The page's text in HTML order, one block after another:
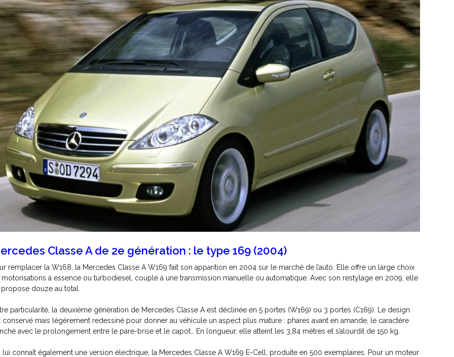
Classe A de 2e génération : le type 169 (2004)
remplacer la W168, la Mercedes Classe A W169 fait son apparition en 2004 sur le marché de l’auto. Elle offre un large choix
à essence ou turbodiesel, couplé à une transmission manuelle ou automatique. Avec son restylage en 2009, elle
douze au total.
particularité, la deuxième génération de Mercedes Classe A est déclinée en 5 portes (W169) ou 3 portes (C169). Le design
conservé mais légèrement redessiné pour donner au véhicule un aspect plus mature : phares avant en amande, le caractère
avec le prolongement entre le pare-brise et le capot… En longueur, elle atteint les 3,84 mètres et s’alourdit de 150 kg.
lui connaît égalemen​t une version électrique, la Mercedes Classe A W169 E-Cell, produite en 500 exemplaires. Pour un moteur